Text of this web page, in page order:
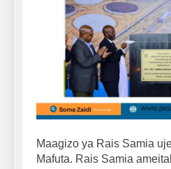
Maagizo ya Rais Samia
Mafuta. Rais Samia